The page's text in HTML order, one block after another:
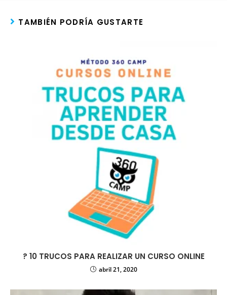
TAMBIÉN PODRÍA GUSTARTE
? 10 TRUCOS PARA REALIZAR UN CURSO ONLINE
abril 21, 2020